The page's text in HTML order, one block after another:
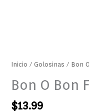
Inicio /Golosinas / Bon
Bon O Bon
$13.99